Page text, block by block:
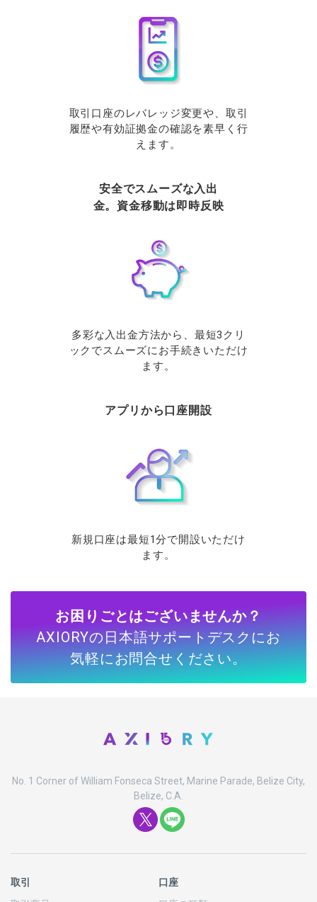
取引口座のレバレッジ変更や、取引
履歴や有効証拠金の確認を素早く行
えます。
安全でスムーズな入出
金。資金移動は即時反映
多彩な入出金方法から、最短3クリ
ックでスムーズにお手続きいただけ
ます。
アプリから口座開設
新規口座は最短1分で開設いただけ
ます。
お困りごとはございませんか？
AXIORYの日本語サポートデスクにお
気軽にお問合せください。
No. 1 Corner of William Fonseca Street, Marine Parade, Belize City,
Belize, C.A.
取引
口座